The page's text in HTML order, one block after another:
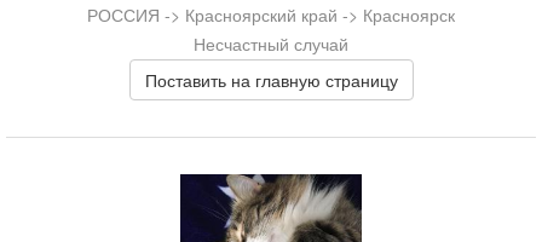
РОССИЯ -> Красноярский край -> Красноярск
Несчастный случай
Поставить на главную страницу